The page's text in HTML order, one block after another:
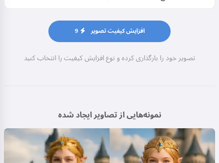
افزایش کیفیت تصویر 9
تصویر خود را بارگذاری کرده و نوع افزایش کیفیت را انتخاب کنید
نمونه‌هایی از تصاویر ایجاد شده